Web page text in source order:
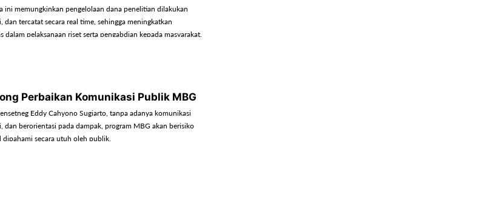
ini memungkinkan pengelolaan dana penelitian dilakukan
dan tercatat secara real time, sehingga meningkatkan
dalam pelaksanaan riset serta pengabdian kepada masyarakat.
Perbaikan Komunikasi Publik MBG
Eddy Cahyono Sugiarto, tanpa adanya komunikasi
dan berorientasi pada dampak, program MBG akan berisiko
dipahami secara utuh oleh publik.